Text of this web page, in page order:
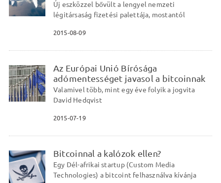
Új eszközzel bővült a lengyel nemzeti
légitársaság fizetési palettája, mostantól
2015-08-09
Az Európai Unió Bírósága
adómentességet javasol a bitcoinnak
Valamivel több, mint egy éve folyik a jogvita
David Hedqvist
2015-07-19
Bitcoinnal a kalózok ellen?
Egy Dél-afrikai startup (Custom Media
Technologies) a bitcoint felhasználva kívánja